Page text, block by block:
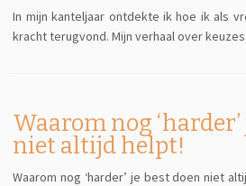
In mijn kanteljaar ontdekte ik hoe ik als
kracht terugvond. Mijn verhaal over
Waarom nog
niet altijd helpt!
Waarom nog ‘harder’ je best doen niet